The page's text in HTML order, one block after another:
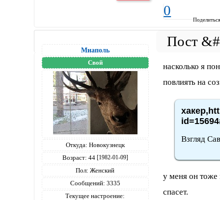
0
Миаполь
Свой
Откуда: Новокузнецк
Возраст: 44 [1982-01-09]
Пол: Женский
Сообщений: 3335
Текущее настроение:
насколько я
повлиять на
Взгляд
у меня он тоже
спасет.